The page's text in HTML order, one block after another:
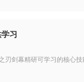
习
刃剑幕精研可学习的核心